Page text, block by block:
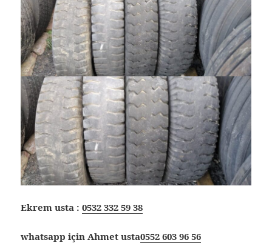
Ekrem usta :0532 332 59 38
whatsapp için Ahmet usta0552 603 96 56